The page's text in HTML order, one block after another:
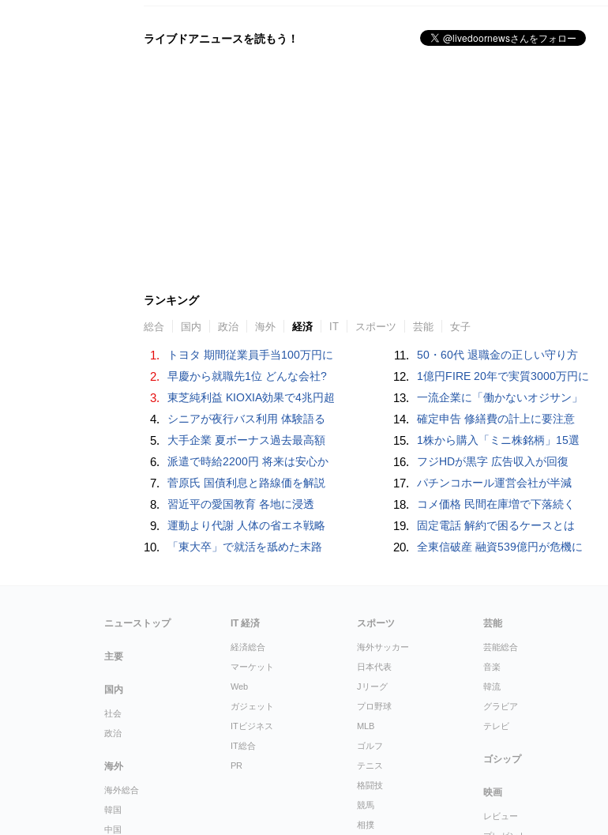
ライブドアニュースを読もう！
ランキング
総合 国内 政治 海外 経済 IT スポーツ 芸能 女子
1. トヨタ 期間従業員手当100万円に
2. 早慶から就職先1位 どんな会社?
3. 東芝純利益 KIOXIA効果で4兆円超
4. シニアが夜行バス利用 体験語る
5. 大手企業 夏ボーナス過去最高額
6. 派遣で時給2200円 将来は安心か
7. 菅原氏 国債利息と路線価を解説
8. 習近平の愛国教育 各地に浸透
9. 運動より代謝 人体の省エネ戦略
10. 「東大卒」で就活を舐めた末路
11. 50・60代 退職金の正しい守り方
12. 1億円FIRE 20年で実質3000万円に
13. 一流企業に「働かないオジサン」
14. 確定申告 修繕費の計上に要注意
15. 1株から購入「ミニ株銘柄」15選
16. フジHDが黒字 広告収入が回復
17. パチンコホール運営会社が半減
18. コメ価格 民間在庫増で下落続く
19. 固定電話 解約で困るケースとは
20. 全東信破産 融資539億円が危機に
ニューストップ
主要
国内
社会
政治
海外
海外総合
韓国
中国
IT 経済
経済総合
マーケット
Web
ガジェット
ITビジネス
IT総合
PR
スポーツ
海外サッカー
日本代表
Jリーグ
プロ野球
MLB
ゴルフ
テニス
格闘技
競馬
相撲
芸能
芸能総合
音楽
韓流
グラビア
テレビ
ゴシップ
映画
レビュー